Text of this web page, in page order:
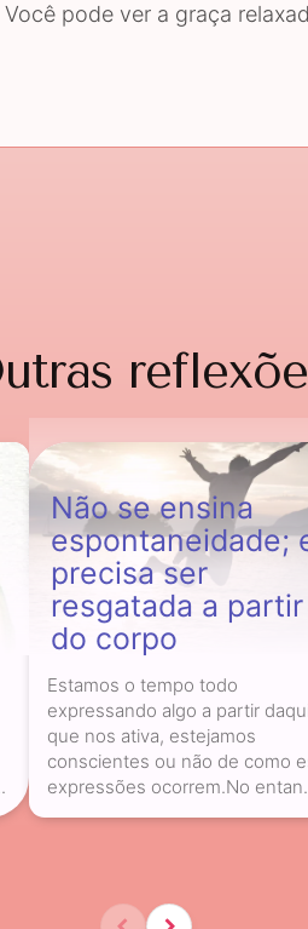
pode ver a graça
Não se ensina
espontaneidade;
precisa ser
resgatada a partir
do corpo
Estamos o tempo todo
expressando algo a partir
que nos ativa, estejamos
conscientes ou não de como
expressões ocorrem.No